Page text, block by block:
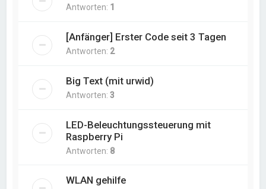
Antworten: 1
[Anfänger] Erster Code seit 3 Tagen
Antworten: 2
Big Text (mit urwid)
Antworten:3
LED-Beleuchtungssteuerung mit
Raspberry Pi
Antworten: 8
WLAN gehilfe